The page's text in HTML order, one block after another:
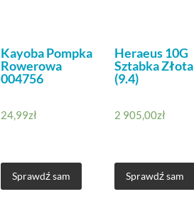
Kayoba Pompka
Rowerowa
004756
24,99zł
Sprawdź sam
Heraeus 10G
Sztabka Złota
(9.4)
2 905,00zł
Sprawdź sam